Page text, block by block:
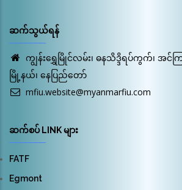
ဆက်သွယ်ရန်
ကျွန်းရွှေမြိုင်လမ်း၊ ဓနသိဒ္ဒိရပ်ကွက်၊ အင်က
မြို့နယ်၊ နေပြည်တော်
mfiu.website@myanmarfiu.com
ဆက်စပ် LINK များ
FATF
Egmont